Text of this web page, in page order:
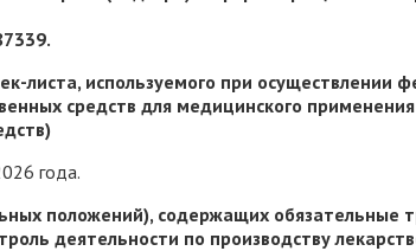
используемого при осуществлении
средств для медицинского применения
года.
положений), содержащих обязательные
деятельности по производству